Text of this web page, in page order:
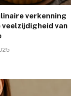
verkenning
veelzijdigheid van